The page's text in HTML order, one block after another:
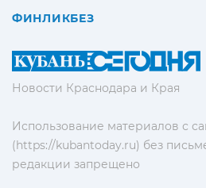
Новости Краснодара и Края
Использование материалов с
(https://kubantoday.ru) без
редакции запрещено
ФИНЛИКБЕЗ